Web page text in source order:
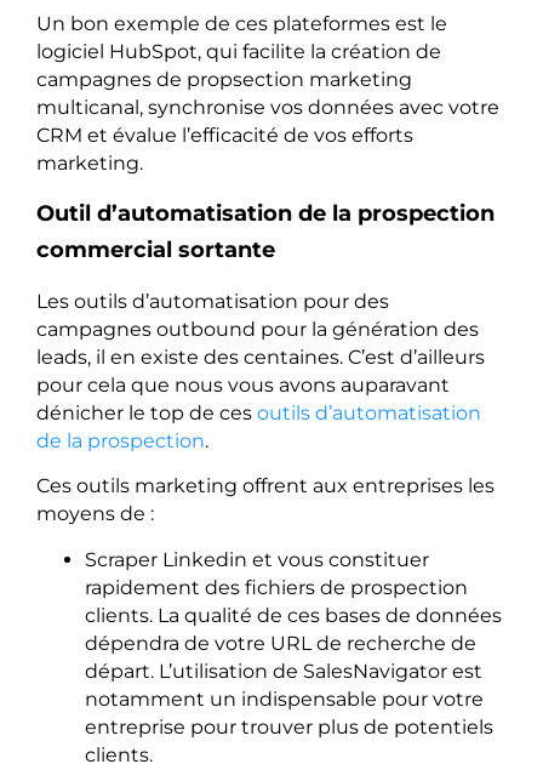
Un bon exemple de ces plateformes est le
logiciel HubSpot, qui facilite la création de
campagnes de propsection marketing
multicanal, synchronise vos données avec votre
CRM et évalue l’efficacité de vos efforts
marketing.
Outil d’automatisation de la prospection
commercial sortante
Les outils d’automatisation pour des
campagnes outbound pour la génération des
leads, il en existe des centaines. C’est d’ailleurs
pour cela que nous vous avons auparavant
dénicher le top de ces outils d’automatisation
de la prospection.
Ces outils marketing offrent aux entreprises les
moyens de :
Scraper Linkedin et vous constituer
rapidement des fichiers de prospection
clients. La qualité de ces bases de données
dépendra de votre URL de recherche de
départ. L’utilisation de SalesNavigator est
notamment un indispensable pour votre
entreprise pour trouver plus de potentiels
clients.